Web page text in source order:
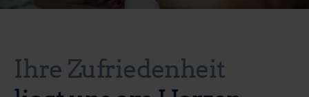
Ihre Zufriedenheit